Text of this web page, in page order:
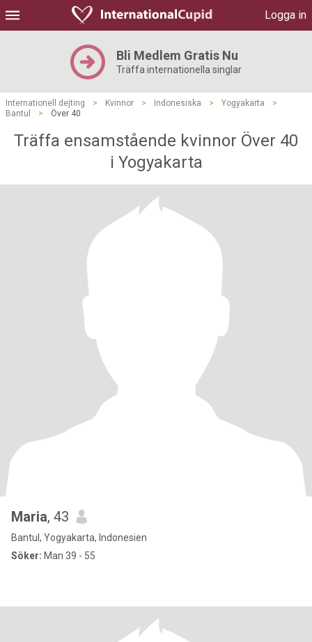
Logga in
Bli Medlem Gratis Nu
Träffa internationella singlar
Internationell dejting > Kvinnor > Indonesiska > Yogyakarta
>
Bantul
> Över 40
Träffa ensamstående kvinnor Över 40
i Yogyakarta
Maria, 43
Bantul, Yogyakarta, Indonesien
Söker: Man 39 - 55